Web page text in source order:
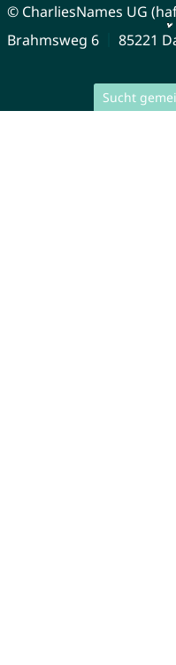
Sucht
© CharliesNames UG
Brahmsweg 6
85221